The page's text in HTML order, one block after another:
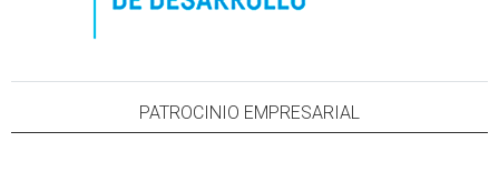
PATROCINIO EMPRESARIAL